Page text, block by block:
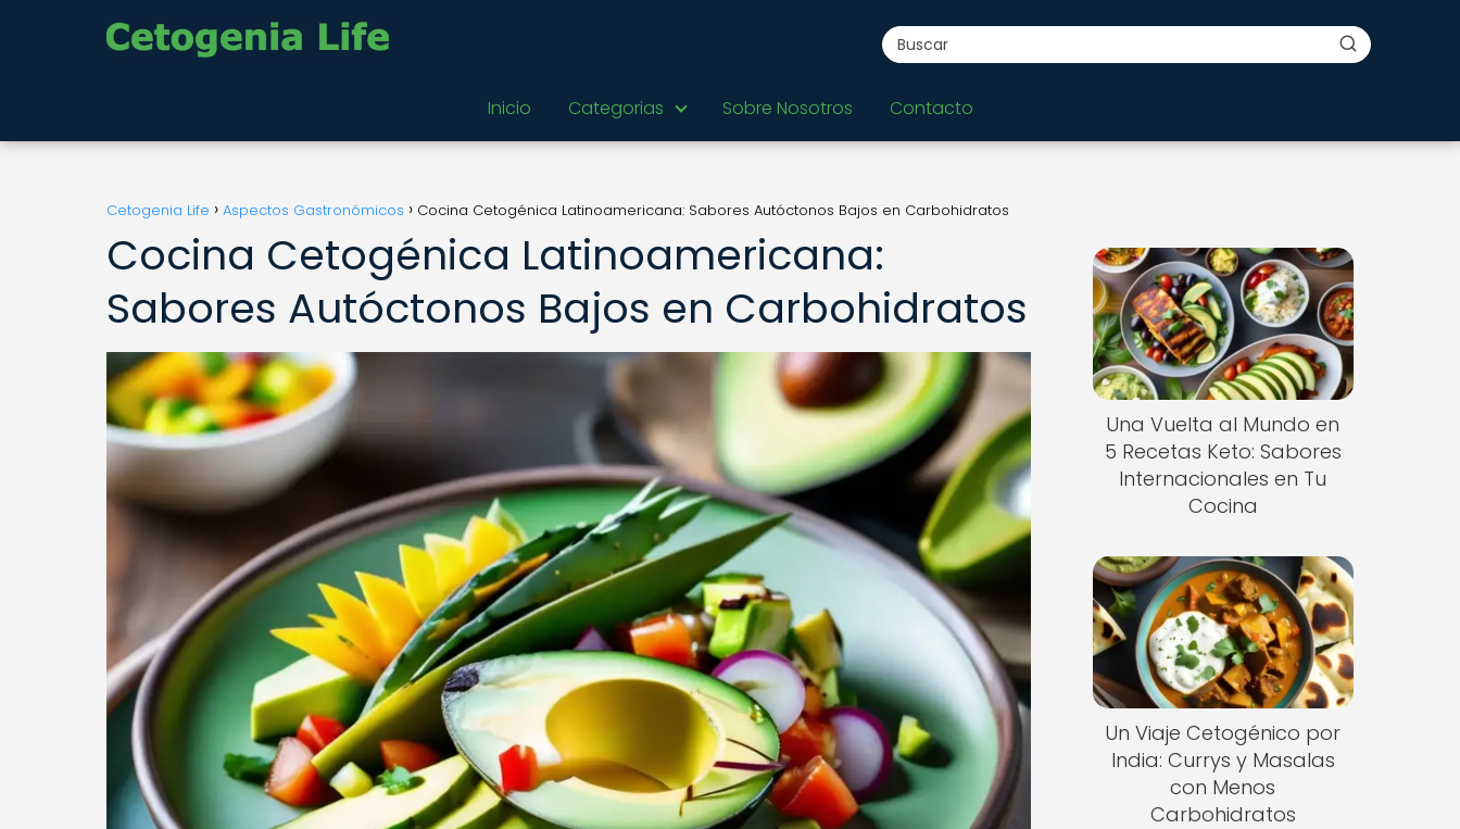
Inicio Categorias Sobre Nosotros Contacto
Cetogenia Life Aspectos Gastronómicos Cocina Cetogénica Latinoamericana: Sabores Autóctonos Bajos en Carbohidratos
Cocina Cetogénica Latinoamericana:
Sabores Autóctonos Bajos en Carbohidratos
Una Vuelta al Mundo en
5 Recetas Keto: Sabores
Internacionales en Tu
Cocina
Un Viaje Cetogénico por
India: Currys y Masalas
con Menos
Carbohidratos